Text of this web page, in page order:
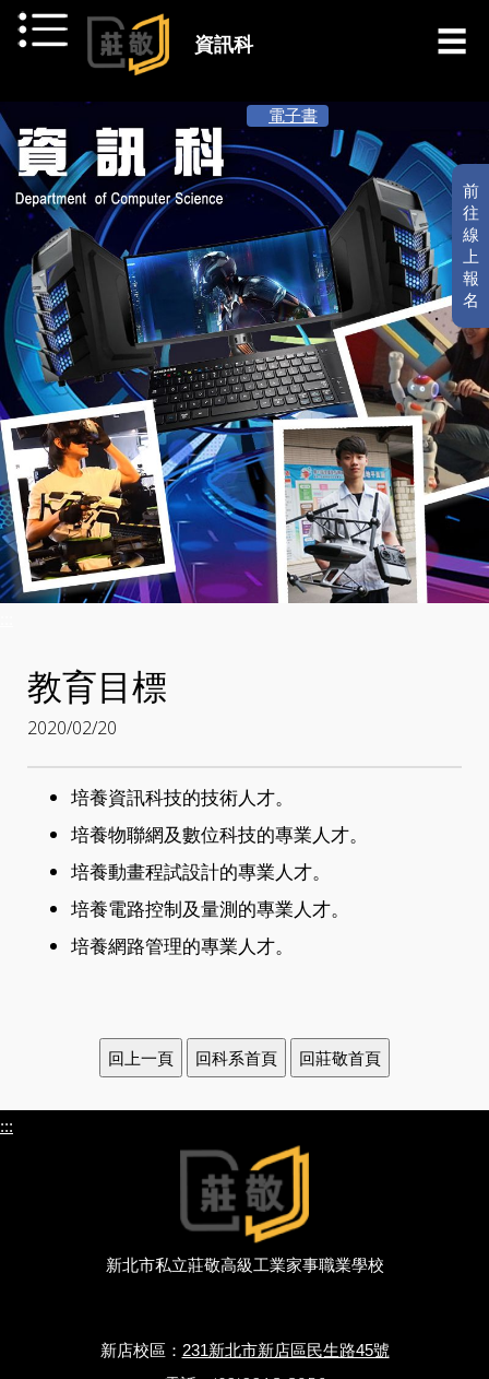
跳到主要內容
資訊科
前
往
線
上
報
名
電子書
教育目標
2020/02/20
培養資訊科技的技術人才。
培養物聯網及數位科技的專業人才。
培養動畫程試設計的專業人才。
培養電路控制及量測的專業人才。
培養網路管理的專業人才。
:::
新北市私立莊敬高級工業家事職業學校
新店校區： 231新北市新店區民生路45號